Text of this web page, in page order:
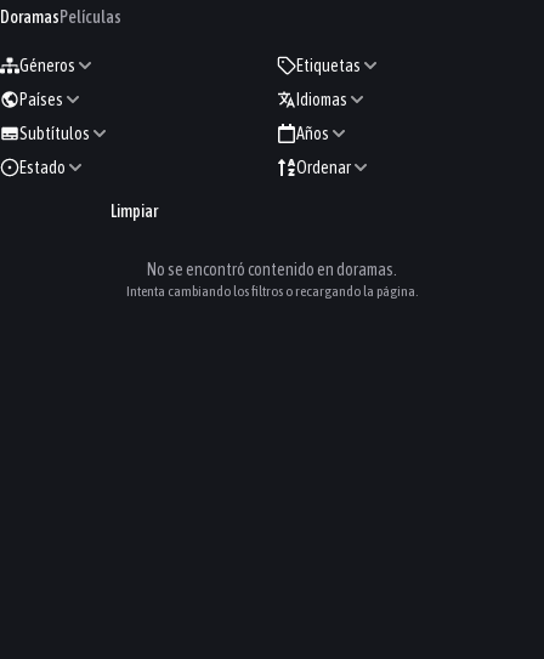
DoramasPelículas
Géneros
Etiquetas
Países
Idiomas
Subtítulos
Años
Estado
Ordenar
Limpiar
No se encontró contenido endoramas
Intenta cambiando los filtros o recargando la página.